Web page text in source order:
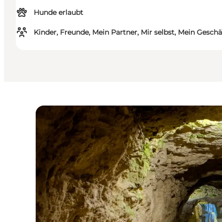
Hunde erlaubt
Kinder, Freunde, Mein Partner, Mir selbst, Mein